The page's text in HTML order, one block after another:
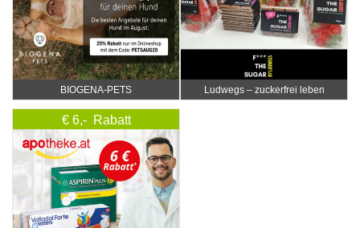
BIOGENA-PETS Ludwegs – zuckerfrei leben
€ 6,- Rabatt